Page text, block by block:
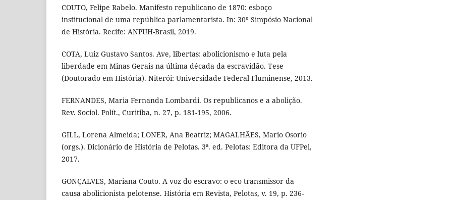
COUTO, Felipe Rabelo. Manifesto republicano de 1870: esboço
institucional de uma república parlamentarista. In: 30º Simpósio Nacional
de História. Recife: ANPUH-Brasil, 2019.
COTA, Luiz Gustavo Santos. Ave, libertas: abolicionismo e luta pela
liberdade em Minas Gerais na última década da escravidão. Tese
(Doutorado em História). Niterói: Universidade Federal Fluminense, 2013.
FERNANDES, Maria Fernanda Lombardi. Os republicanos e a abolição.
Rev. Sociol. Polít., Curitiba, n. 27, p. 181-195, 2006.
GILL, Lorena Almeida; LONER, Ana Beatriz; MAGALHÃES, Mario Osorio
(orgs.). Dicionário de História de Pelotas. 3ª. ed. Pelotas: Editora da UFPel,
2017.
GONÇALVES, Mariana Couto. A voz do escravo: o eco transmissor da
causa abolicionista pelotense. História em Revista, Pelotas, v. 19, p. 236-